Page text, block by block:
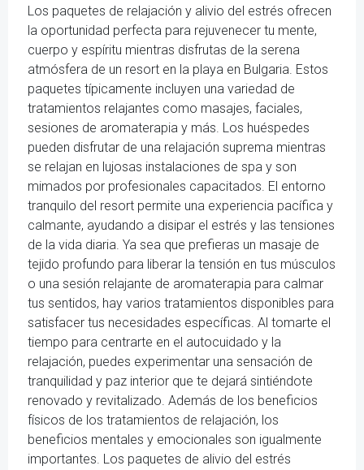
Los paquetes de relajación y alivio del estrés ofrecen
la oportunidad perfecta para rejuvenecer tu mente,
cuerpo y espíritu mientras disfrutas de la serena
atmósfera de un resort en la playa en Bulgaria. Estos
paquetes típicamente incluyen una variedad de
tratamientos relajantes como masajes, faciales,
sesiones de aromaterapia y más. Los huéspedes
pueden disfrutar de una relajación suprema mientras
se relajan en lujosas instalaciones de spa y son
mimados por profesionales capacitados. El entorno
tranquilo del resort permite una experiencia pacífica y
calmante, ayudando a disipar el estrés y las tensiones
de la vida diaria. Ya sea que prefieras un masaje de
tejido profundo para liberar la tensión en tus músculos
o una sesión relajante de aromaterapia para calmar
tus sentidos, hay varios tratamientos disponibles para
satisfacer tus necesidades específicas. Al tomarte el
tiempo para centrarte en el autocuidado y la
relajación, puedes experimentar una sensación de
tranquilidad y paz interior que te dejará sintiéndote
renovado y revitalizado. Además de los beneficios
físicos de los tratamientos de relajación, los
beneficios mentales y emocionales son igualmente
importantes. Los paquetes de alivio del estrés